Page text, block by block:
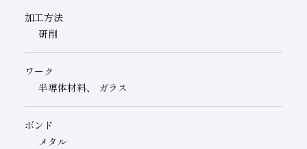
加工方法
研削
ワーク
半導体材料、 ガラス
ボンド
メタル